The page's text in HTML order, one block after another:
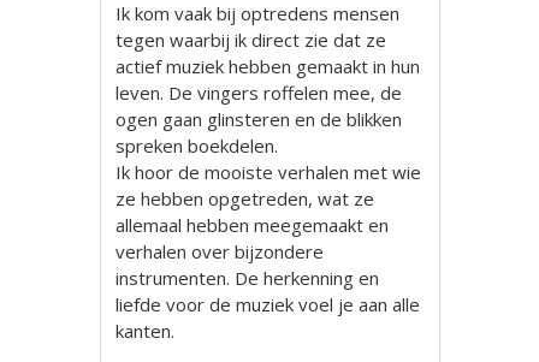
Ik kom vaak bij optredens mensen
tegen waarbij ik direct zie dat ze
actief muziek hebben gemaakt in hun
leven. De vingers roffelen mee, de
ogen gaan glinsteren en de blikken
spreken boekdelen.
Ik hoor de mooiste verhalen met wie
ze hebben opgetreden, wat ze
allemaal hebben meegemaakt en
verhalen over bijzondere
instrumenten. De herkenning en
liefde voor de muziek voel je aan alle
kanten.